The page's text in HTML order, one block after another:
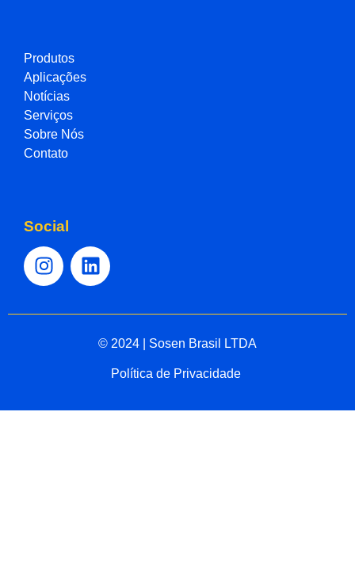
Produtos
Aplicações
Notícias
Serviços
Sobre Nós
Contato
Social
© 2024 | Sosen Brasil LTDA
Política de Privacidade